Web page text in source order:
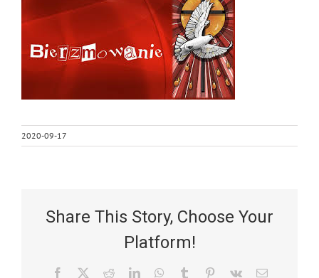
2020-09-17
Share This Story, Choose Your
Platform!
Facebook RedditLinkedInWhatsApp
Tumblr Pinterest
Vk Email